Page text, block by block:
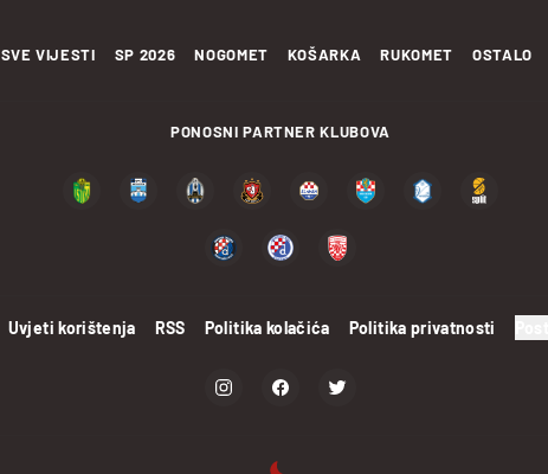
SVE VIJESTI SP 2026 NOGOMET KOŠARKA RUKOMET OSTALO
PONOSNI PARTNER KLUBOVA
Uvjeti korištenja RSS Politika kolačića Politika privatnosti